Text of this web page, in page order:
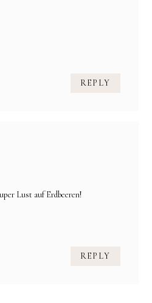
REPLY
Lust auf Erdbeeren!
REPLY